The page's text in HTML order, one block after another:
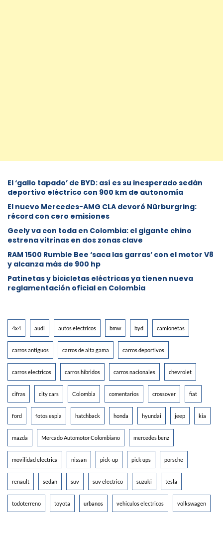
El ‘gallo tapado’ de BYD: así es su inesperado sedán
deportivo eléctrico con 900 km de autonomía
El nuevo Mercedes-AMG CLA devoró Nürburgring:
récord con cero emisiones
Geely va con toda en Colombia: el gigante chino
estrena vitrinas en dos zonas clave
RAM 1500 Rumble Bee ‘saca las garras’ con el motor V8
y alcanza más de 900 hp
Patinetas y bicicletas eléctricas ya tienen nueva
reglamentación oficial en Colombia
4x4 audi autos electricos bmw byd camionetas
carros antiguos carros de alta gama carros deportivos
carros electricos carros hibridos carros nacionales chevrolet
cifras city cars Colombia comentarios crossover fiat
ford fotos espia hatchback honda hyundai jeep kia
mazda Mercado Automotor Colombiano mercedes benz
movilidad electrica nissan pick-up pick ups porsche
renault sedan suv suv electrico suzuki tesla
todoterreno toyota urbanos vehiculos electricos volkswagen